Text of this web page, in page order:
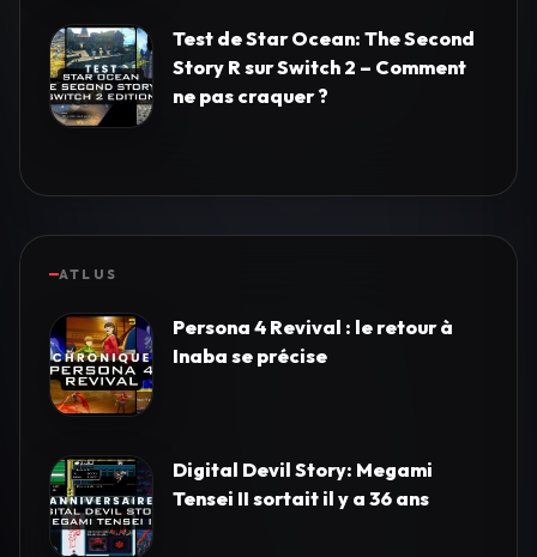
Test de Star Ocean: The Second
Story R sur Switch 2 – Comment
ne pas craquer ?
ATLUS
Persona 4 Revival : le retour à
Inaba se précise
Digital Devil Story: Megami
Tensei II sortait il y a 36 ans